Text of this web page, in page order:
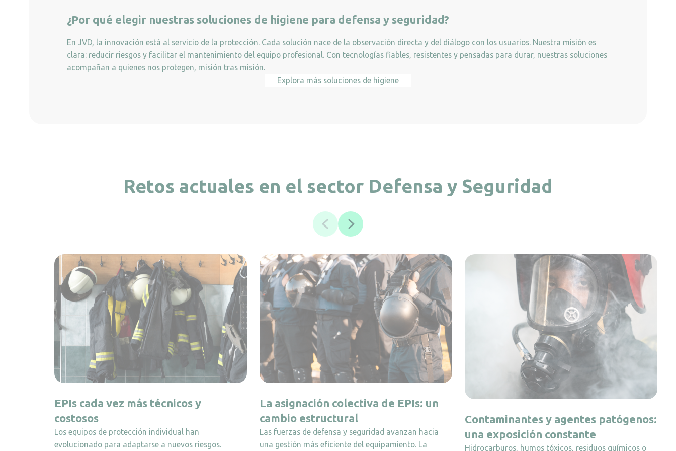
¿Por qué elegir nuestras soluciones de higiene para defensa y seguridad?
En JVD, la innovación está al servicio de la protección. Cada solución nace de la observación directa y del diálogo con los usuarios. Nuestra misión es
clara: reducir riesgos y facilitar el mantenimiento del equipo profesional. Con tecnologías fiables, resistentes y pensadas para durar, nuestras soluciones
acompañan a quienes nos protegen, misión tras misión.
Explora más soluciones de higiene
Retos actuales en el sector Defensa y Seguridad
EPIs cada vez más técnicos y
costosos
Los equipos de protección individual han
evolucionado para adaptarse a nuevos riesgos.
La asignación colectiva de EPIs: un
cambio estructural
Las fuerzas de defensa y seguridad avanzan hacia
una gestión más eficiente del equipamiento. La
Contaminantes y agentes patógenos:
una exposición constante
Hidrocarburos, humos tóxicos, residuos químicos o